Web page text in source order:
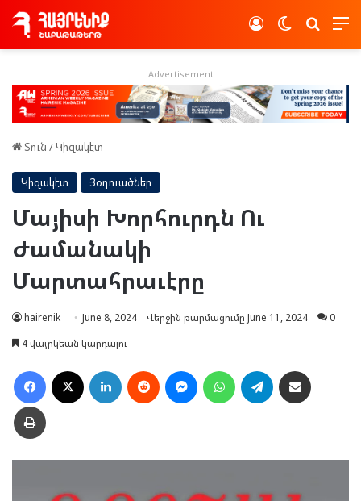
Switch skin
Log In
Advertisement
Տուն /Կիզակէտ
Կիզակէտ Յօդուածներ
Մայիսի Խորհուրդն Ու
Ժամանակի
Մարտահրաւէրը
hairenik June 8, 2024 Վերջին թարմացումը June 11, 2024
0
4 վայրկեան կարդալու
Facebook LinkedIn Reddit MessengerWhatsAppTelegram
Տպել